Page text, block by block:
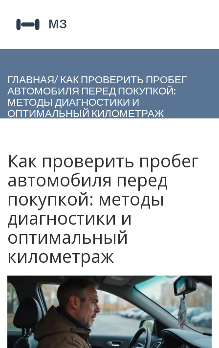
ГЛАВНАЯ/ КАК ПРОВЕРИТЬ ПРОБЕГ
АВТОМОБИЛЯ ПЕРЕД ПОКУПКОЙ:
МЕТОДЫ ДИАГНОСТИКИ И
ОПТИМАЛЬНЫЙ КИЛОМЕТРАЖ
Как проверить пробег
автомобиля перед
покупкой: методы
диагностики и
оптимальный
километраж